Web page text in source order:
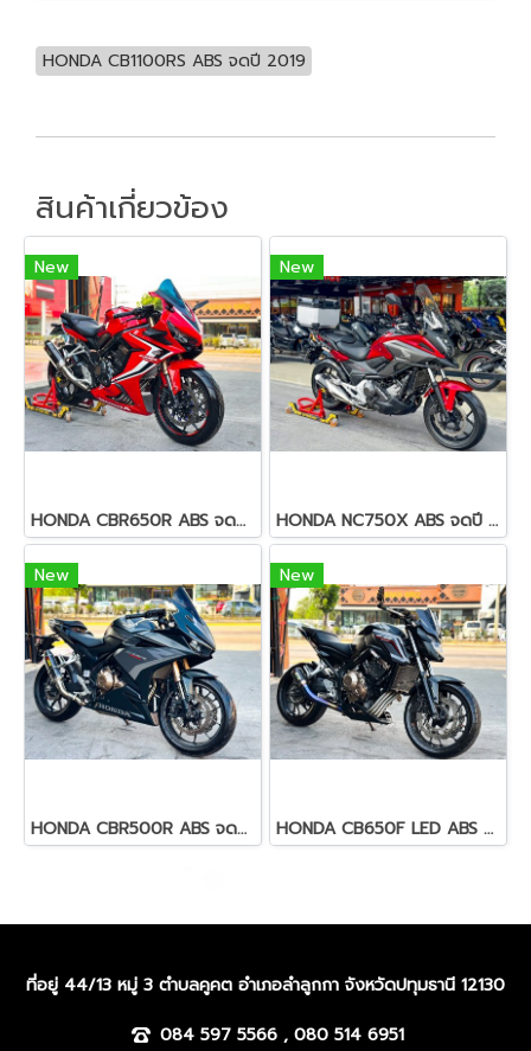
HONDA CB1100RS ABS จดปี 2019
สินค้าเกี่ยวข้อง
New
HONDA CBR650R ABS จดปี 2020
New
HONDA NC750X ABS จดปี 2020
New
HONDA CBR500R ABS จดปี 2022
New
HONDA CB650F LED ABS จดปี 2019
ที่อยู่ 44/13 หมู่ 3 ตำบลคูคต อำเภอลำลูกกา จังหวัดปทุมธานี 12130
084 597 5566 , 080 514 6951